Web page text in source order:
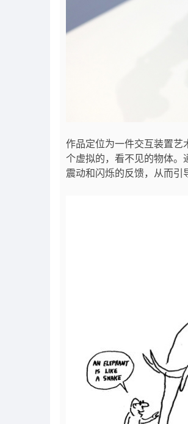
作品定位为一件交互装置艺
个虚拟的，看不见的物体。
震动和闪烁的反馈，从而引